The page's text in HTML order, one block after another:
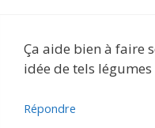
Ça aide bien à faire
idée de tels
Répondre